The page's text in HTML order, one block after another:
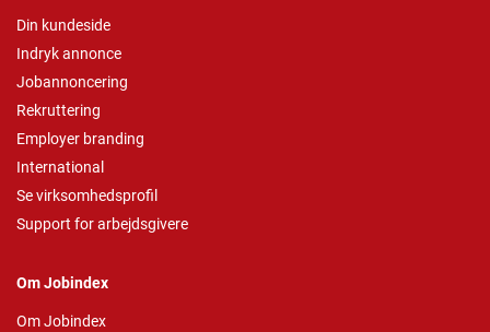
Din kundeside
Indryk annonce
Jobannoncering
Rekruttering
Employer branding
International
Se virksomhedsprofil
Support for arbejdsgivere
Om Jobindex
Om Jobindex